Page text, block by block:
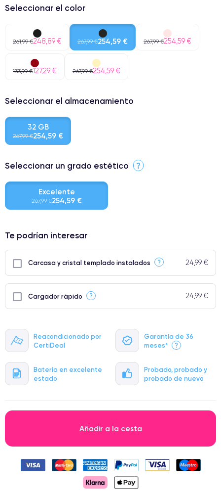
Reacondicionado por
CertiDeal
Garantía de 36
meses*
?
Batería en excelente
estado
Probado, probado y
probado de nuevo
Seleccionar el color
261,99 €248,89 € 267,99 €254,59 € 267,99 €254,59 €
133,99 €127,29 € 267,99 €254,59 €
Seleccionar el almacenamiento
32 GB
267,99 €254,59 €
Seleccionar un grado estético ?
Excelente
267,99 €254,59 €
⭐ Premium
● Batería: uso intensivo.
Te podrían interesar
Carcasa y cristal templado instalados ? 24,99 €
Cargador rápido ? 24,99 €
Añadir a la cesta